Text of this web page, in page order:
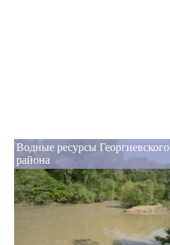
Водные ресурсы Георгиевского
района